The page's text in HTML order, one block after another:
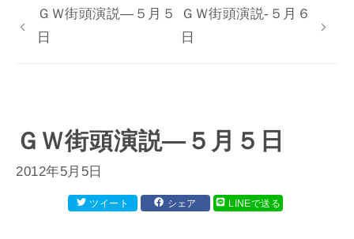
ＧＷ街頭演説―５月５
日
ＧＷ街頭演説-５月６
日
ＧＷ街頭演説―５月５日
2012年5月5日
ツイート シェア LINEで送る